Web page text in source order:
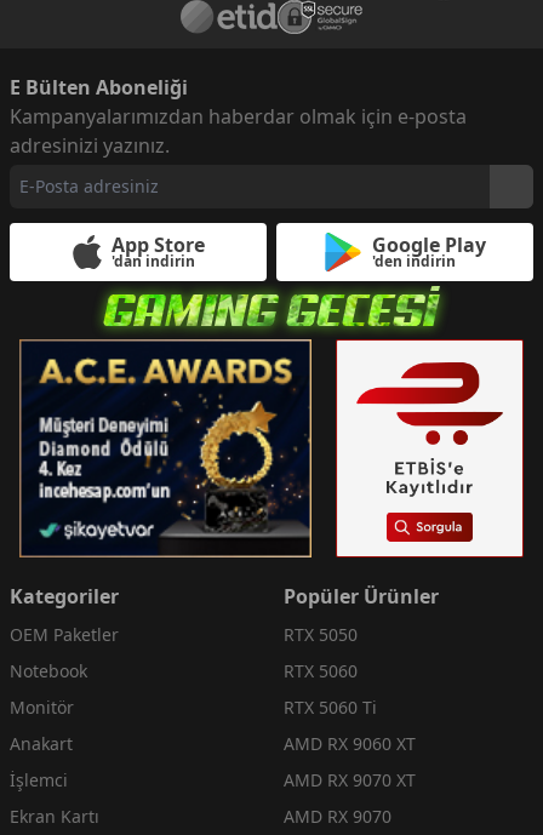
E Bülten Aboneliği
Kampanyalarımızdan haberdar olmak için e-posta
adresinizi yazınız.
App Store
'dan indirin
Google Play
'den indirin
Kategoriler
OEM Paketler
Notebook
Monitör
Anakart
İşlemci
Ekran Kartı
Popüler Ürünler
RTX 5050
RTX 5060
RTX 5060 Ti
AMD RX 9060 XT
AMD RX 9070 XT
AMD RX 9070